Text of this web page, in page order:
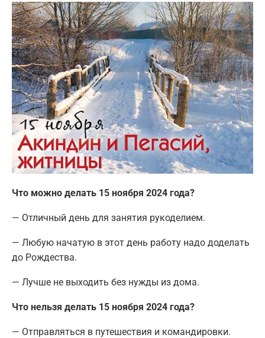
Что можно делать 15 ноября 2024 года?
— Отличный день для занятия рукоделием.
— Любую начатую в этот день работу надо доделать
до Рождества.
— Лучше не выходить без нужды из дома.
Что нельзя делать 15 ноября 2024 года?
— Отправляться в путешествия и командировки.